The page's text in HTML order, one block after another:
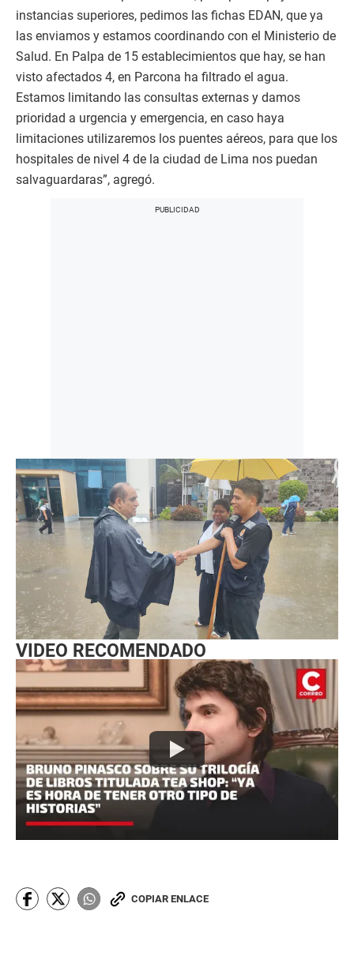
instancias superiores, pedimos las fichas EDAN, que ya
las enviamos y estamos coordinando con el Ministerio de
Salud. En Palpa de 15 establecimientos que hay, se han
visto afectados 4, en Parcona ha filtrado el agua.
Estamos limitando las consultas externas y damos
prioridad a urgencia y emergencia, en caso haya
limitaciones utilizaremos los puentes aéreos, para que los
hospitales de nivel 4 de la ciudad de Lima nos puedan
salvaguardaras”, agregó.
VIDEO RECOMENDADO
COPIAR ENLACE